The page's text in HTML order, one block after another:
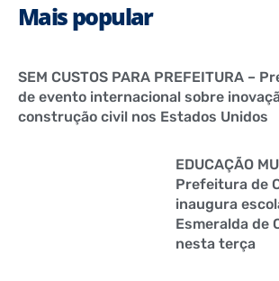
Mais popular
SEM CUSTOS PARA PREFEITURA –
de evento internacional sobre
construção civil nos Estados Unidos
EDUCAÇÃO
Prefeitura de
inaugura
Esmeralda de
nesta terça